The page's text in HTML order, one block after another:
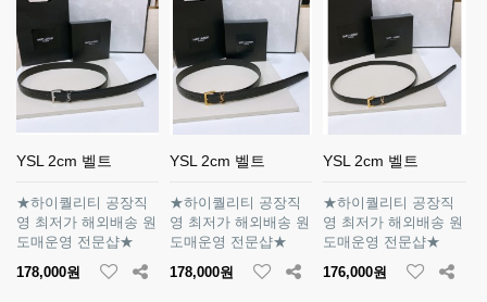
YSL 2cm 벨트
★하이퀄리티 공장직
영 최저가 해외배송 원
도매운영 전문샵★
178,000원
YSL 2cm 벨트
★하이퀄리티 공장직
영 최저가 해외배송 원
도매운영 전문샵★
178,000원
YSL 2cm 벨트
★하이퀄리티 공장직
영 최저가 해외배송 원
도매운영 전문샵★
176,000원